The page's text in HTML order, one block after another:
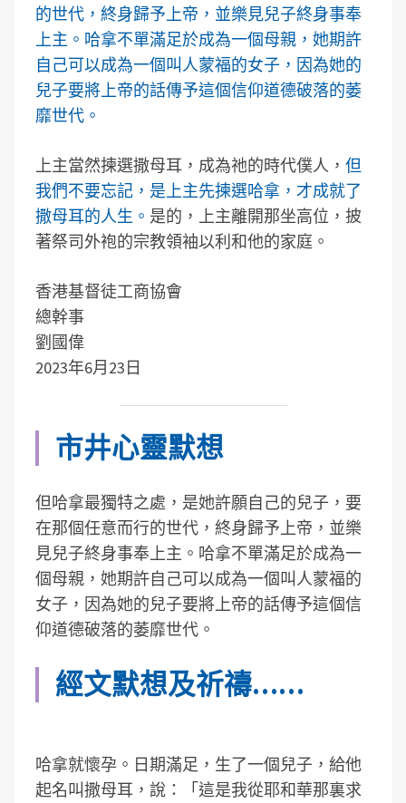
的世代，終身歸予上帝，並樂見兒子終身事奉
上主。哈拿不單滿足於成為一個母親，她期許
自己可以成為一個叫人蒙福的女子，因為她的
兒子要將上帝的話傳予這個信仰道德破落的萎
靡世代。
上主當然揀選撒母耳，成為祂的時代僕人， 但
我們不要忘記，是上主先揀選哈拿，才成就了
撒母耳的人生。 是的，上主離開那坐高位，披
著祭司外袍的宗教領袖以利和他的家庭。
香港基督徒工商協會
總幹事
劉國偉
2023年6月23日
市井心靈默想
但哈拿最獨特之處，是她許願自己的兒子，要
在那個任意而行的世代，終身歸予上帝，並樂
見兒子終身事奉上主。哈拿不單滿足於成為一
個母親，她期許自己可以成為一個叫人蒙福的
女子，因為她的兒子要將上帝的話傳予這個信
仰道德破落的萎靡世代。
經文默想及祈禱……
哈拿就懷孕。日期滿足，生了一個兒子，給他
起名叫撒母耳，說：「這是我從耶和華那裏求